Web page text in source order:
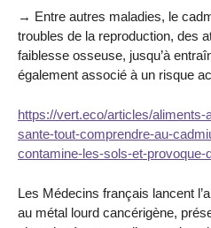
→ Entre autres maladies, le
troubles de la reproduction, des
faiblesse osseuse, jusqu’à
également associé à un risque
https://vert.eco/articles/
sante-tout-comprendre-au-
contamine-les-sols-et-provoque-
Les Médecins français lancent
au métal lourd cancérigène,